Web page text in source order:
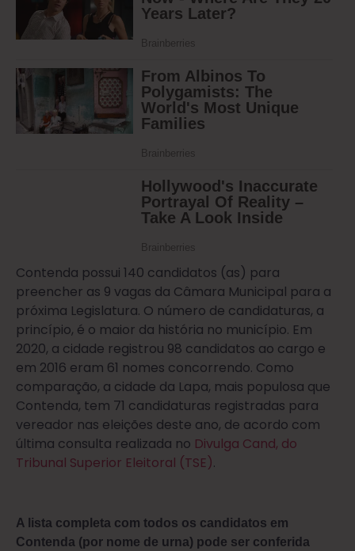
Contenda possui 140 candidatos (as) para
preencher as 9 vagas da Câmara Municipal para a
próxima Legislatura. O número de candidaturas, a
princípio, é o maior da história no município. Em
2020, a cidade registrou 98 candidatos ao cargo e
em 2016 eram 61 nomes concorrendo. Como
comparação, a cidade da Lapa, mais populosa que
Contenda, tem 71 candidaturas registradas para
vereador nas eleições deste ano, de acordo com
última consulta realizada no Divulga Cand, do
Tribunal Superior Eleitoral (TSE).
A lista completa com todos os candidatos em
Contenda (por nome de urna) pode ser conferida